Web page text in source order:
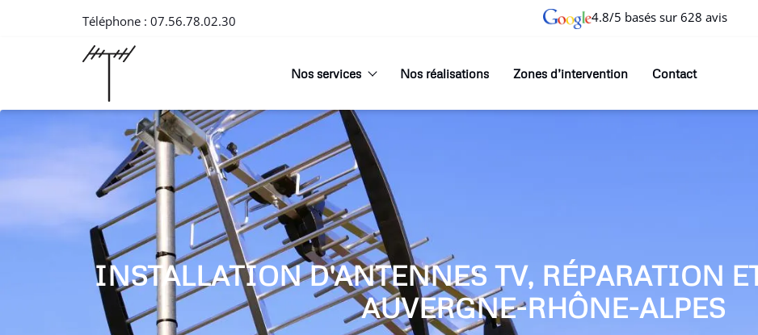
Téléphone : 07.56.78.02.30 4.8/5 basés sur 628 avis
Nos services Nos réalisations Zones d’intervention Contact
INSTALLATION D'ANTENNES TV, RÉPARATION
AUVERGNE-RHÔNE-ALPES